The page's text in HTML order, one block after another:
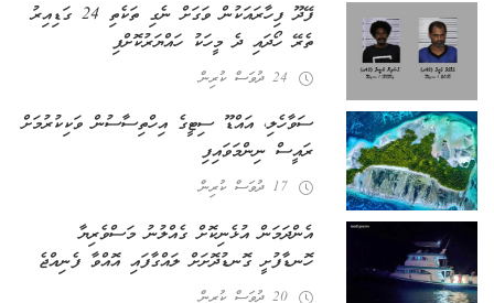
ފޭދޫ ފިހާރައަކުން ވަގަށް ނެގި ތަކެތި 24 ގަޑިއިރު
ތެރޭ ހޯދައި ދެ މީހަކު ހައްޔަރުކޮށްފި
24 ދުވަސް ކުރިން
ސަވާހެލި، އައްޑޫ ސިޓީގެ އިހްތިސާސުން ވަކިކުރުމަށް
ރައީސް ނިންމަވައިފި
17 ދުވަސް ކުރިން
އެންދަމަން އުޅެނިކޮށް ގެއްލުނު މަސްވެރިޔާ
ހޮނޑާފުށީ ގޮނޑުދޮށަށް ލައްގާފައި އޮއްވާ ފެނިއްޖެ
20 ދުވަސް ކުރިން